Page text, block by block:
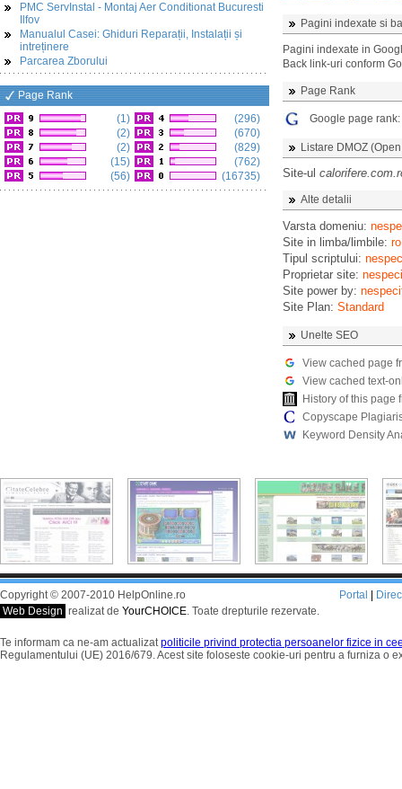
PMC ServInstal - Montaj Aer Conditionat Bucuresti
Ilfov
Manualul Casei: Ghiduri Reparații, Instalații și
intreținere
Parcarea Zborului
Page Rank
(1)
(2)
(2)
(15)
(56)
(296)
(670)
(829)
(762)
(16735)
Pagini indexate si
Pagini indexate in
Back link-uri conform
Page Rank
Google page rank:
Listare DMOZ
Site-ul
Alte detalii
Varsta domeniu:
Site in limba/limbile: ro
Tipul scriptului:
Proprietar site:
Site power by:
Site Plan: Standard
Unelte SEO
View cached page
View cached text-
History of this page
Copyscape
Keyword Density
Copyright © 2007-2010 HelpOnline.ro
Web Design realizat de YourCHOICE. Toate drepturile rezervate.
Portal
Te informam ca ne-am actualizatpoliticile privind protectia persoanelor fizice in
Regulamentului (UE) 2016/679. Acest site foloseste cookie-uri pentru a furniza o